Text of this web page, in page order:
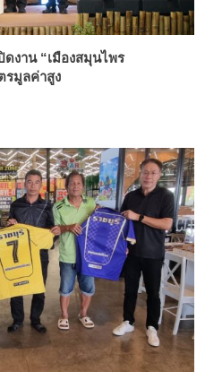
งาน “เมืองสมุนไพร
รมูลค่าสูง